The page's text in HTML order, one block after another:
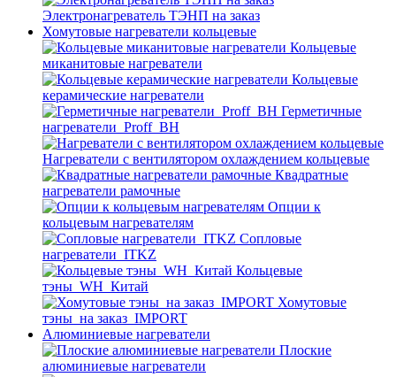
Электронагреватель ТЭНП на заказ
Хомутовые нагреватели кольцевые
Кольцевые
миканитовые нагреватели
Кольцевые
керамические нагреватели
Герметичные
нагреватели_Proff_BH
Нагреватели с вентилятором охлаждением кольцевые
Квадратные
нагреватели рамочные
Опции к
кольцевым нагревателям
Cопловые
нагреватели_ITKZ
Кольцевые
тэны_WH_Китай
Хомутовые
тэны_на заказ_IMPORT
Алюминиевые нагреватели
Плоские
алюминиевые нагреватели